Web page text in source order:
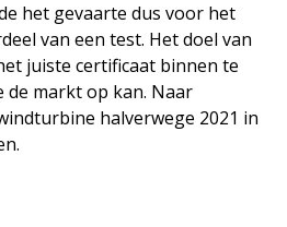
het gevaarte dus voor het
van een test. Het doel van
juiste certificaat binnen te
de markt op kan. Naar
halverwege 2021 in